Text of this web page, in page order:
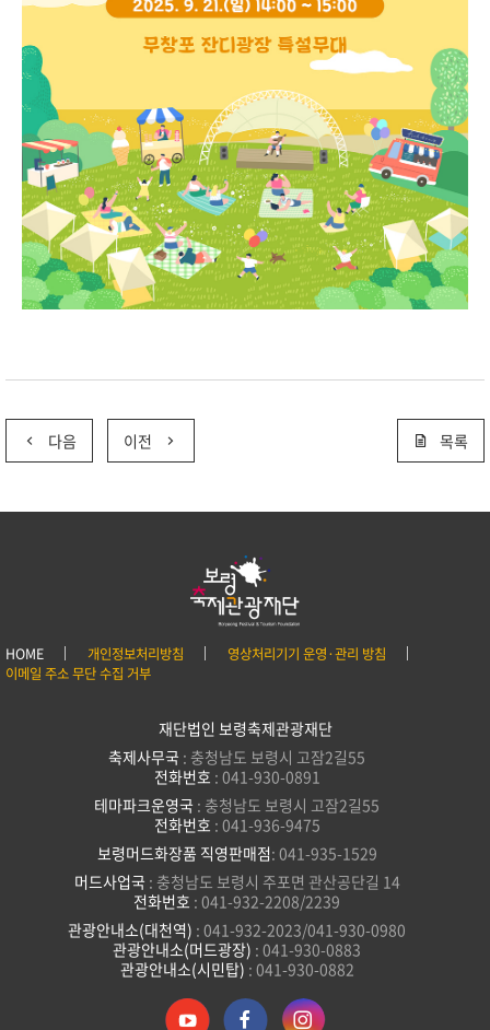
다음 이전 목록
HOME 개인정보처리방침
영상처리기기 운영·관리 방침
이메일 주소 무단 수집 거부
재단법인 보령축제관광재단
축제사무국 : 충청남도 보령시 고잠2길55
전화번호 : 041-930-0891
테마파크운영국 : 충청남도 보령시 고잠2길55
전화번호 : 041-936-9475
보령머드화장품 직영판매점: 041-935-1529
머드사업국 : 충청남도 보령시 주포면 관산공단길 14
전화번호 : 041-932-2208/2239
관광안내소(대천역) : 041-932-2023/041-930-0980
관광안내소(머드광장) : 041-930-0883
관광안내소(시민탑) : 041-930-0882